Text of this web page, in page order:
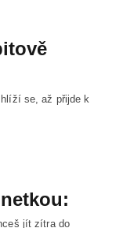
se, až přijde k
jít zítra do